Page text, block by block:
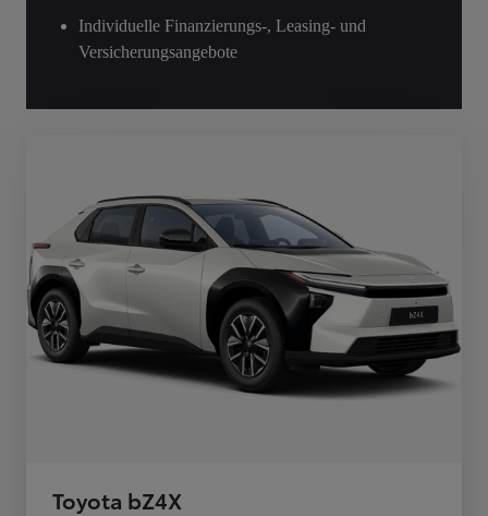
Individuelle Finanzierungs-, Leasing- und
Versicherungsangebote
Toyota bZ4X